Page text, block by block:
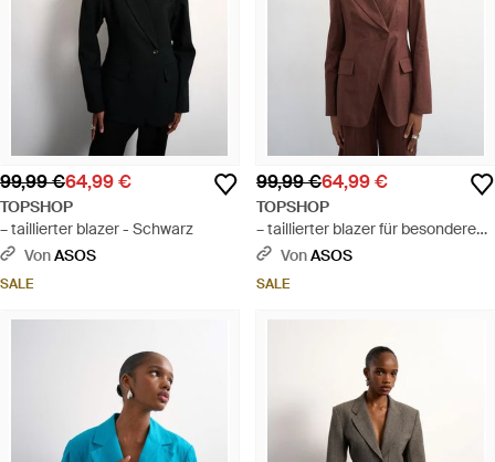
99,99 €64,99 €
TOPSHOP
– taillierter blazer - Schwarz
VonASOS
SALE
99,99 €64,99 €
TOPSHOP
– taillierter blazer für besondere
anlässe - Braun
VonASOS
SALE